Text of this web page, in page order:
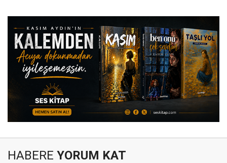
HABERE YORUM KAT